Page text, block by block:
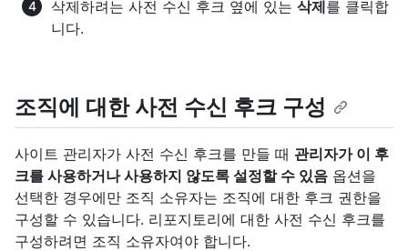
삭제하려는 사전 수신 후크 옆에 있는 삭제를 클릭합
니다.
조직에 대한 사전 수신 후크 구성
사이트 관리자가 사전 수신 후크를 만들 때 관리자가 이 후
크를 사용하거나 사용하지 않도록 설정할 수 있음 옵션을
선택한 경우에만 조직 소유자는 조직에 대한 후크 권한을
구성할 수 있습니다. 리포지토리에 대한 사전 수신 후크를
구성하려면 조직 소유자여야 합니다.